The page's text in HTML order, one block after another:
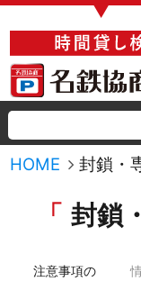
▼
HOME 封鎖・
封鎖
注意事項の